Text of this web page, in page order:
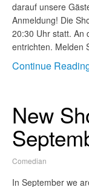
darauf unsere
Anmeldung! Die
20:30 Uhr statt. An
entrichten. Melden
Continue
New
Comedian
In September we